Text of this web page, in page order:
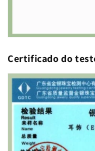
Certificado do